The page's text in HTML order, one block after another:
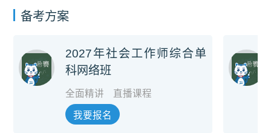
备考方案
2027年社会工作师综合单
科网络班
全面精讲 直播课程
我要报名